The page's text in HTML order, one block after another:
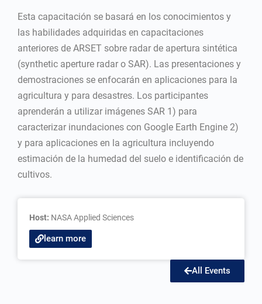
Esta capacitación se basará en los conocimientos y
las habilidades adquiridas en capacitaciones
anteriores de ARSET sobre radar de apertura sintética
(synthetic aperture radar o SAR). Las presentaciones y
demostraciones se enfocarán en aplicaciones para la
agricultura y para desastres. Los participantes
aprenderán a utilizar imágenes SAR 1) para
caracterizar inundaciones con Google Earth Engine 2)
y para aplicaciones en la agricultura incluyendo
estimación de la humedad del suelo e identificación de
cultivos.
Host: NASA Applied Sciences
learn more
All Events